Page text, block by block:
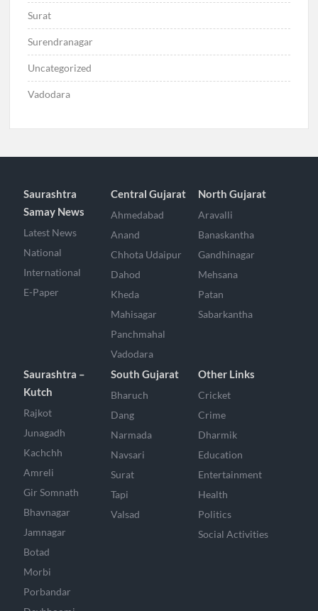
Surat
Surendranagar
Uncategorized
Vadodara
Saurashtra
Samay News
Latest News
National
International
E-Paper
Central Gujarat
Ahmedabad
Anand
Chhota Udaipur
Dahod
Kheda
Mahisagar
Panchmahal
Vadodara
North Gujarat
Aravalli
Banaskantha
Gandhinagar
Mehsana
Patan
Sabarkantha
Saurashtra –
Kutch
Rajkot
Junagadh
Kachchh
Amreli
Gir Somnath
Bhavnagar
Jamnagar
Botad
Morbi
Porbandar
South Gujarat
Bharuch
Dang
Narmada
Navsari
Surat
Tapi
Valsad
Other Links
Cricket
Crime
Dharmik
Education
Entertainment
Health
Politics
Social Activities